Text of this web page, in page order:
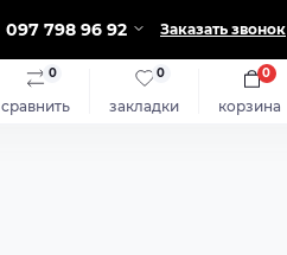
097 798 96 92 Заказать звонок
сравнить
0
закладки
0
корзина
0